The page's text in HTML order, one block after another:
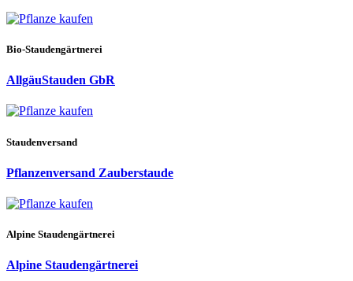
Bio-Staudengärtnerei
AllgäuStauden GbR
Staudenversand
Pflanzenversand Zauberstaude
Alpine Staudengärtnerei
Alpine Staudengärtnerei